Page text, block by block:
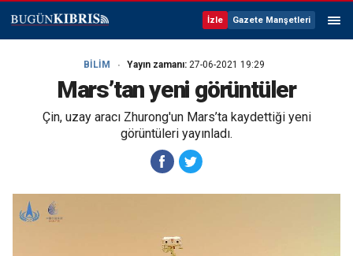
İzle Gazete Manşetleri
BİLİM Yayın zamanı: 27-06-2021 19:29
Mars’tan yeni görüntüler
Çin, uzay aracı Zhurong'un Mars’ta kaydettiği yeni
görüntüleri yayınladı.